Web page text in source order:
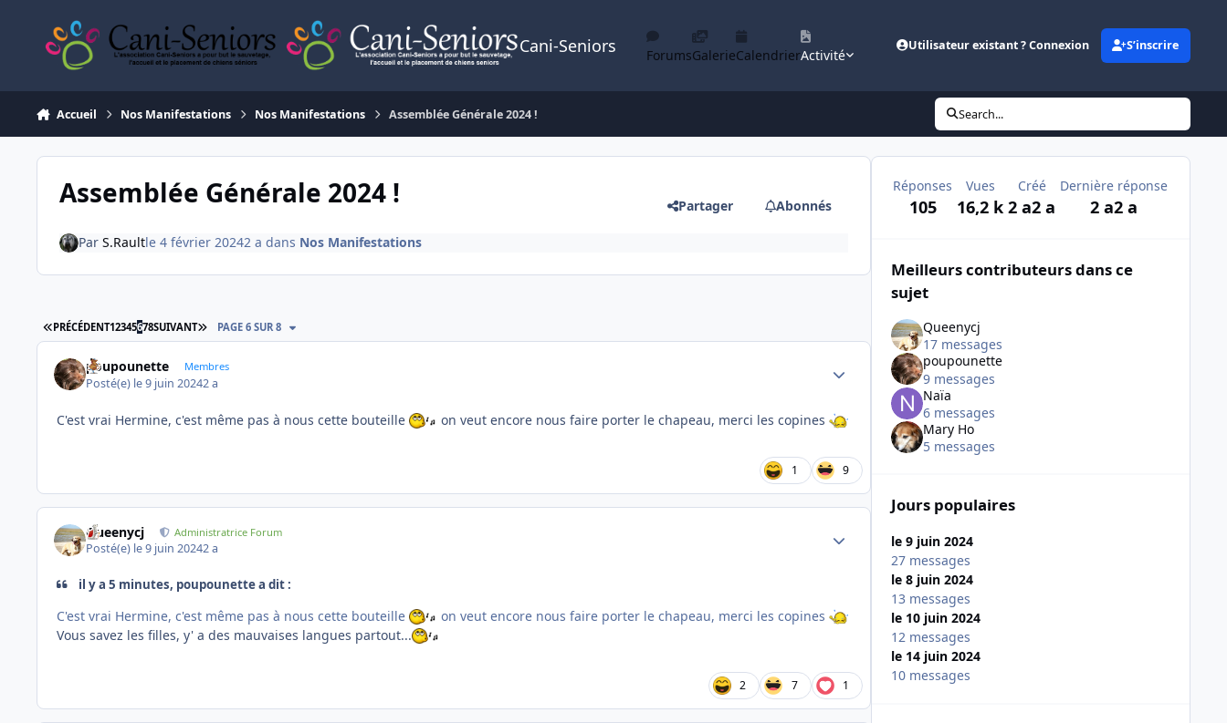
Cani-Seniors ForumsGalerieCalendrierActivité
Utilisateur existant ? Connexion S’inscrire
Accueil Nos Manifestations Nos Manifestations Assemblée Générale 2024 ! Search...
Assemblée Générale 2024 ! Partager Abonnés
Par S.Raultle 4 février 20242 a dans Nos Manifestations
PREMIÈRE PAGE
PRÉCÉDENT12345678SUIVANT DERNIÈRE PAGE
PAGE 6 SUR 8
poupounette Membres
Posté(e) le 9 juin 20242 a
Author stats
C'est vrai Hermine, c'est même pas à nous cette bouteille on veut encore nous faire porter le chapeau, merci les copines
1 9
Queenycj Administratrice Forum
Posté(e) le 9 juin 20242 a
Author stats
il y a 5 minutes, poupounette a dit :
C'est vrai Hermine, c'est même pas à nous cette bouteille
on veut encore nous faire porter le chapeau, merci les copines
Vous savez les filles, y' a des mauvaises langues partout...
2 7 1
Réponses
105
Vues
16,2 k
Créé
2 a2 a
Dernière réponse
2 a2 a
Meilleurs contributeurs dans ce
sujet
Queenycj
17 messages
poupounette
9 messages
Naïa
6 messages
Mary Ho
5 messages
Jours populaires
le 9 juin 2024
27 messages
le 8 juin 2024
13 messages
le 10 juin 2024
12 messages
le 14 juin 2024
10 messages